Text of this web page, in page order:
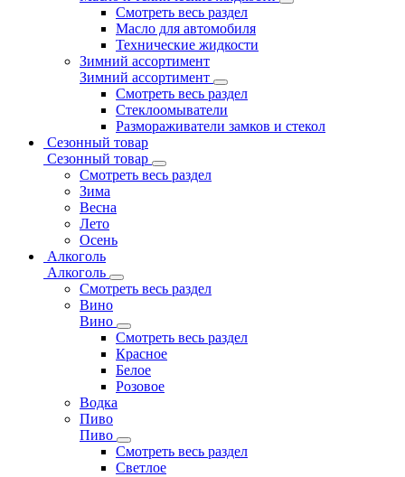
Смотреть весь раздел
Масло для автомобиля
Технические жидкости
Зимний ассортимент
Зимний ассортимент
Смотреть весь раздел
Стеклоомыватели
Размораживатели замков и стекол
Сезонный товар
Сезонный товар
Смотреть весь раздел
Зима
Весна
Лето
Осень
Алкоголь
Алкоголь
Смотреть весь раздел
Вино
Вино
Смотреть весь раздел
Красное
Белое
Розовое
Водка
Пиво
Пиво
Смотреть весь раздел
Cветлое